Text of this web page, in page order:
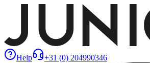
Help +31 (0) 204990346